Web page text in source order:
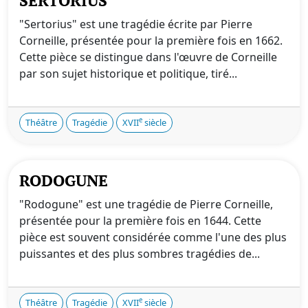
"Sertorius" est une tragédie écrite par Pierre
Corneille, présentée pour la première fois en 1662.
Cette pièce se distingue dans l'œuvre de Corneille
par son sujet historique et politique, tiré...
Théâtre Tragédie XVIIe siècle
RODOGUNE
"Rodogune" est une tragédie de Pierre Corneille,
présentée pour la première fois en 1644. Cette
pièce est souvent considérée comme l'une des plus
puissantes et des plus sombres tragédies de...
Théâtre Tragédie XVIIe siècle